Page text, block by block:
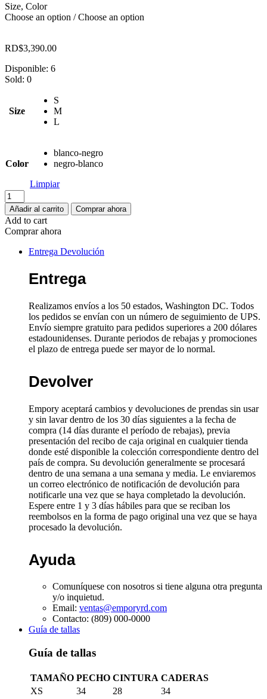
Size, Color
Choose an option / Choose an option
RD$3,390.00
Disponible: 6
Sold: 0
Size
S
M
L
Color
blanco-negro
negro-blanco
Limpiar
Vestido
largo
sin
mangas
con
cuello
estampado
lunares
cantidad
Añadir al carrito Comprar ahora
Add to cart
Comprar ahora
Entrega Devolución
Entrega
Realizamos envíos a los 50 estados, Washington DC. Todos
los pedidos se envían con un número de seguimiento de UPS.
Envío siempre gratuito para pedidos superiores a 200 dólares
estadounidenses. Durante periodos de rebajas y promociones
el plazo de entrega puede ser mayor de lo normal.
Devolver
Empory aceptará cambios y devoluciones de prendas sin usar
y sin lavar dentro de los 30 días siguientes a la fecha de
compra (14 días durante el período de rebajas), previa
presentación del recibo de caja original en cualquier tienda
donde esté disponible la colección correspondiente dentro del
país de compra. Su devolución generalmente se procesará
dentro de una semana a una semana y media. Le enviaremos
un correo electrónico de notificación de devolución para
notificarle una vez que se haya completado la devolución.
Espere entre 1 y 3 días hábiles para que se reciban los
reembolsos en la forma de pago original una vez que se haya
procesado la devolución.
Ayuda
Comuníquese con nosotros si tiene alguna otra pregunta
y/o inquietud.
Email: ventas@emporyrd.com
Contacto: (809) 000-0000
Guía de tallas
Guía de tallas
TAMAÑO PECHO CINTURA CADERAS
XS
34 28
34